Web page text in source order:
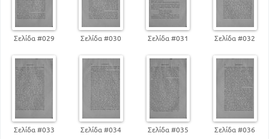
Σελίδα #029 Σελίδα #030 Σελίδα #031 Σελίδα #032
Σελίδα #033 Σελίδα #034 Σελίδα #035 Σελίδα #036